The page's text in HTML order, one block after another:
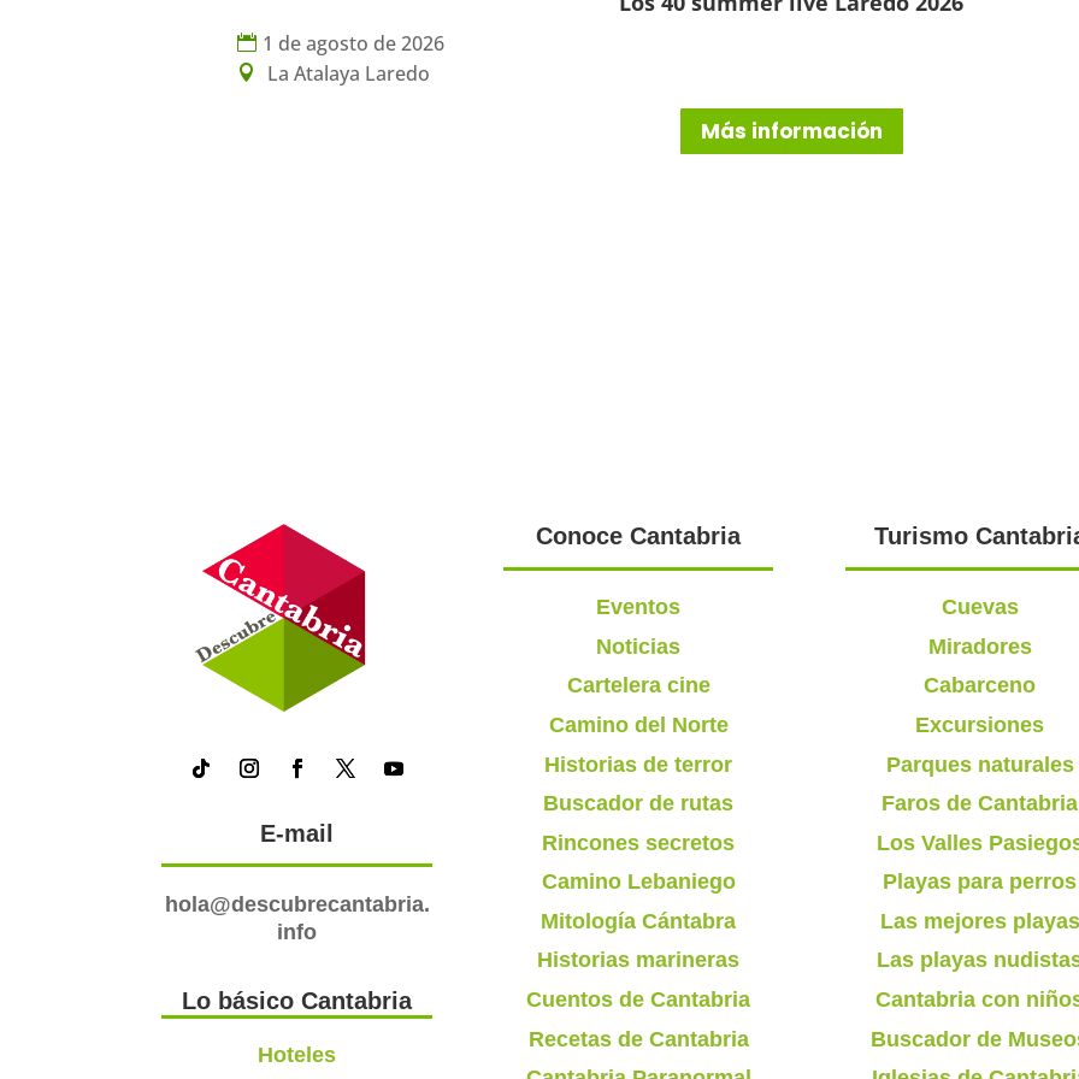
1 de agosto de 2026
La Atalaya Laredo
Más información
E-mail
hola@descubrecantabria.
info
Lo básico Cantabria
Hoteles
Conoce Cantabria
Eventos
Noticias
Cartelera cine
Camino del Norte
Historias de terror
Buscador de rutas
Rincones secretos
Camino Lebaniego
Mitología Cántabra
Historias marineras
Cuentos de Cantabria
Recetas de Cantabria
Turismo
Cuevas
Miradores
Cabarceno
Excursiones
Parques naturales
Faros de Cantabria
Los Valles
Playas para perros
Las mejores playas
Las playas
Cantabria con
Buscador de